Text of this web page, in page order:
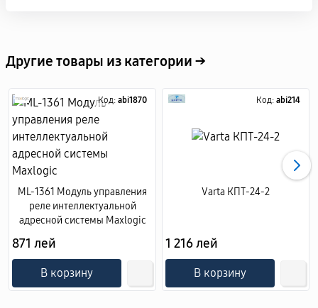
Другие товары из категории →
Код: abi1870
ML-1361 Модуль управления
реле интеллектуальной
адресной системы Maxlogic
871 лей
В корзину
Код: abi214
Varta КПТ-24-2
1 216 лей
В корзину